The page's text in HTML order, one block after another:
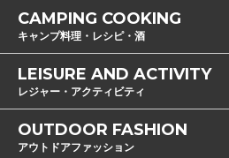
CAMPING COOKING
キャンプ料理・レシピ・酒
LEISURE AND ACTIVITY
レジャー・アクティビティ
OUTDOOR FASHION
アウトドアファッション